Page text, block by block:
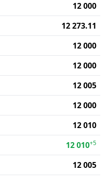
12 000
12 273.11
12 000
12 000
12 005
12 000
12 010
12 010+5
12 005